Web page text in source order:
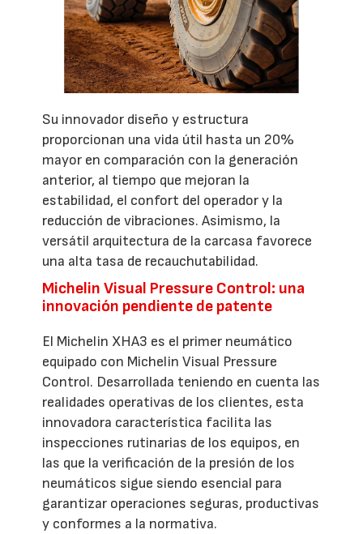
Su innovador diseño y estructura
proporcionan una vida útil hasta un 20%
mayor en comparación con la generación
anterior, al tiempo que mejoran la
estabilidad, el confort del operador y la
reducción de vibraciones. Asimismo, la
versátil arquitectura de la carcasa favorece
una alta tasa de recauchutabilidad.
Michelin Visual Pressure Control: una
innovación pendiente de patente
El Michelin XHA3 es el primer neumático
equipado con Michelin Visual Pressure
Control. Desarrollada teniendo en cuenta las
realidades operativas de los clientes, esta
innovadora característica facilita las
inspecciones rutinarias de los equipos, en
las que la verificación de la presión de los
neumáticos sigue siendo esencial para
garantizar operaciones seguras, productivas
y conformes a la normativa.